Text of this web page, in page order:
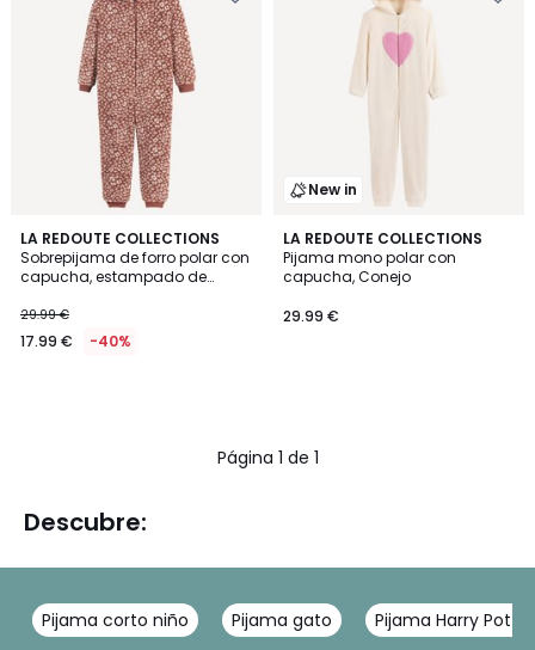
LA REDOUTE COLLECTIONS
Sobrepijama de forro polar con
capucha, estampado de
29.99 €
17.99 € -40%
New in
LA REDOUTE COLLECTIONS
Pijama mono polar con
capucha, Conejo
29.99 €
Página 1 de 1
Descubre:
Pijama corto niño Pijama gato Pijama Harry